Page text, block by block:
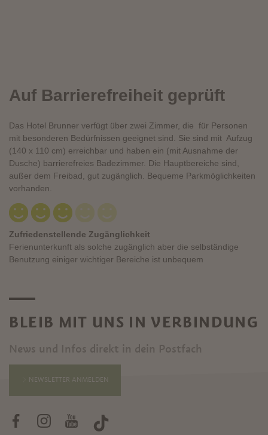
BLEIB MIT UNS IN VERBINDUNG
News und Infos direkt in dein Postfach
NEWSLETTER ANMELDEN